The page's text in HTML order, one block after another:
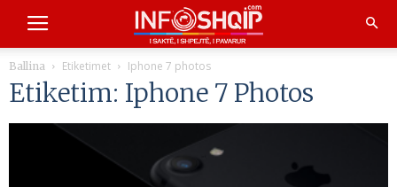
Ballina Etiketimet Iphone 7 photos
Etiketim: Iphone 7 Photos